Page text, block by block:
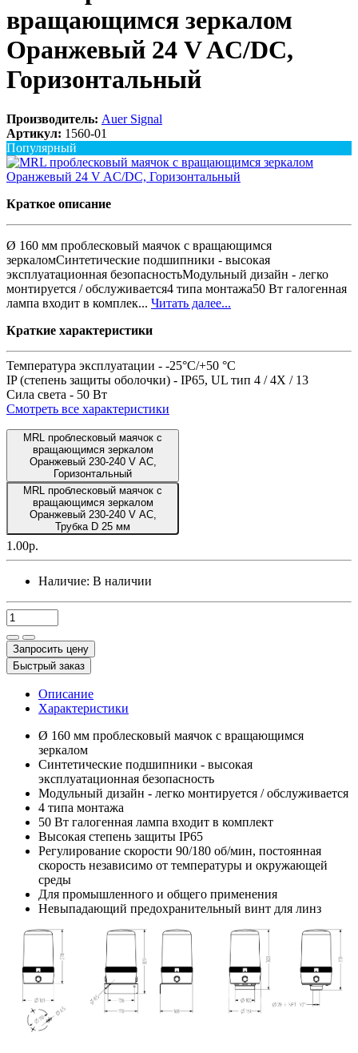
вращающимся зеркалом
Оранжевый 24 V AC/DC,
Горизонтальный
Производитель: Auer Signal
Артикул: 1560-01
Популярный
Краткое описание
Ø 160 мм проблесковый маячок с вращающимся
зеркаломСинтетические подшипники - высокая
эксплуатационная безопасностьМодульный дизайн - легко
монтируется / обслуживается4 типа монтажа50 Вт галогенная
лампа входит в комплек... Читать далее...
Краткие характеристики
Температура эксплуатации - -25°C/+50 °C
IP (степень защиты оболочки) - IP65, UL тип 4 / 4X / 13
Сила света - 50 Вт
Смотреть все характеристики
MRL проблесковый маячок с
вращающимся зеркалом
Оранжевый 230-240 V AC,
Горизонтальный
MRL проблесковый маячок с
вращающимся зеркалом
Оранжевый 230-240 V AC,
Трубка D 25 мм
1.00р.
Наличие: В наличии
Запросить цену
Быстрый заказ
Описание
Характеристики
Ø 160 мм проблесковый маячок с вращающимся
зеркалом
Синтетические подшипники - высокая
эксплуатационная безопасность
Модульный дизайн - легко монтируется / обслуживается
4 типа монтажа
50 Вт галогенная лампа входит в комплект
Высокая степень защиты IP65
Регулирование скорости 90/180 об/мин, постоянная
скорость независимо от температуры и окружающей
среды
Для промышленного и общего применения
Невыпадающий предохранительный винт для линз